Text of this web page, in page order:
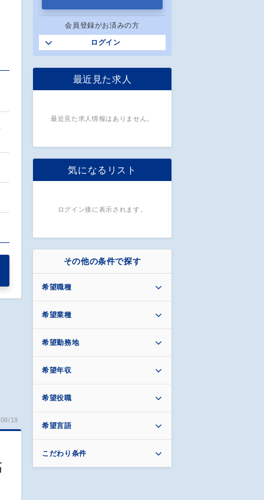
19
会員登録がお済みの方
ログイン
最近見た求人
最近見た求人情報はありません。
気になるリスト
ログイン後に表示されます。
その他の条件で探す
希望職種
希望業種
希望勤務地
希望年収
希望役職
希望言語
こだわり条件